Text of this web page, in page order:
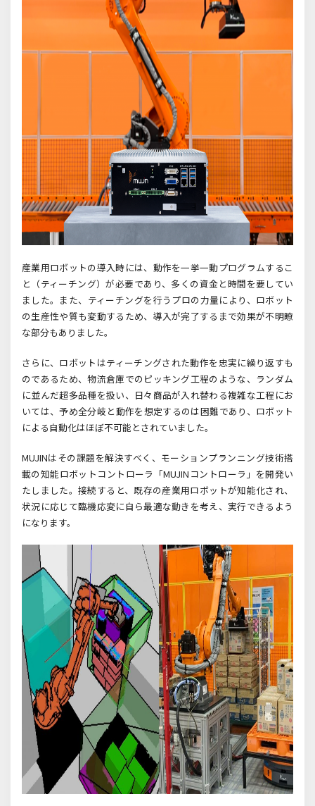
産業用ロボットの導入時には、動作を一挙一動プログラムするこ
と（ティーチング）が必要であり、多くの資金と時間を要してい
ました。また、ティーチングを行うプロの力量により、ロボット
の生産性や質も変動するため、導入が完了するまで効果が不明瞭
な部分もありました。
さらに、ロボットはティーチングされた動作を忠実に繰り返すも
のであるため、物流倉庫でのピッキング工程のような、ランダム
に並んだ超多品種を扱い、日々商品が入れ替わる複雑な工程にお
いては、予め全分岐と動作を想定するのは困難であり、ロボット
による自動化はほぼ不可能とされていました。
MUJINはその課題を解決すべく、モーションプランニング技術搭
載の知能ロボットコントローラ「MUJINコントローラ」を開発い
たしました。接続すると、既存の産業用ロボットが知能化され、
状況に応じて臨機応変に自ら最適な動きを考え、実行できるよう
になります。